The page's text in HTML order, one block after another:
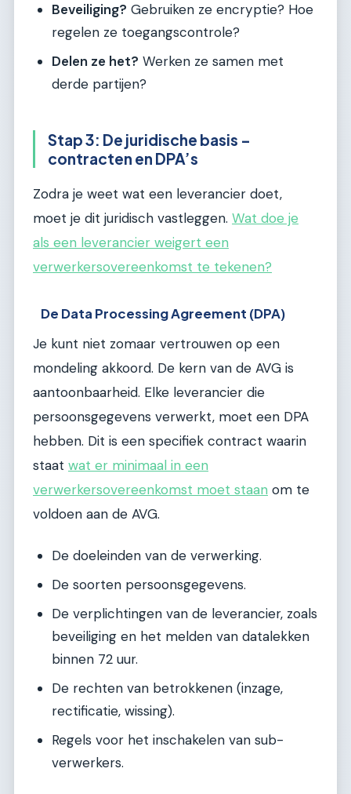
Beveiliging? Gebruiken ze encryptie? Hoe
regelen ze toegangscontrole?
Delen ze het? Werken ze samen met
derde partijen?
Stap 3: De juridische basis –
contracten en DPA’s
Zodra je weet wat een leverancier doet,
moet je dit juridisch vastleggen. Wat doe je
als een leverancier weigert een
verwerkersovereenkomst te tekenen?
De Data Processing Agreement (DPA)
Je kunt niet zomaar vertrouwen op een
mondeling akkoord. De kern van de AVG is
aantoonbaarheid. Elke leverancier die
persoonsgegevens verwerkt, moet een DPA
hebben. Dit is een specifiek contract waarin
staat wat er minimaal in een
verwerkersovereenkomst moet staan om te
voldoen aan de AVG.
De doeleinden van de verwerking.
De soorten persoonsgegevens.
De verplichtingen van de leverancier, zoals
beveiliging en het melden van datalekken
binnen 72 uur.
De rechten van betrokkenen (inzage,
rectificatie, wissing).
Regels voor het inschakelen van sub-
verwerkers.